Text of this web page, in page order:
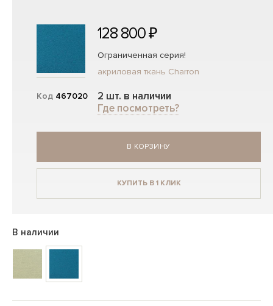
Код 467020
128 800 ₽
Ограниченная серия!
акриловая ткань Charron
2 шт. в наличии
Где посмотреть?
В КОРЗИНУ
КУПИТЬ В 1 КЛИК
В наличии